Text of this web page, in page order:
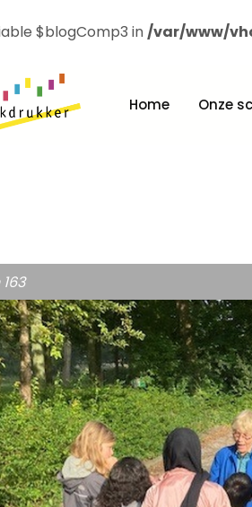
$blogComp3 in/var/www/
Home Onze